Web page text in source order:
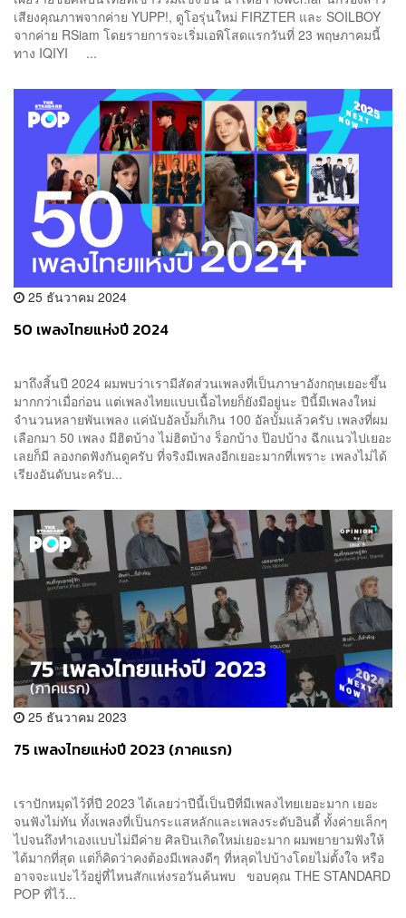
เสียงคุณภาพจากค่าย YUPP!, ดูโอรุ่นใหม่ FIRZTER และ SOILBOY
จากค่าย RSiam โดยรายการจะเริ่มเอพิโสดแรกวันที่ 23 พฤษภาคมนี้
ทาง IQIYI ...
25 ธันวาคม 2024
50 เพลงไทยแห่งปี 2024
มาถึงสิ้นปี 2024 ผมพบว่าเรามีสัดส่วนเพลงที่เป็นภาษาอังกฤษเยอะขึ้น
มากกว่าเมื่อก่อน แต่เพลงไทยแบบเนื้อไทยก็ยังมีอยู่นะ ปีนี้มีเพลงใหม่
จำนวนหลายพันเพลง แค่นับอัลบั้มก็เกิน 100 อัลบั้มแล้วครับ เพลงที่ผม
เลือกมา 50 เพลง มีฮิตบ้าง ไม่ฮิตบ้าง ร็อกบ้าง ป๊อปบ้าง ฉีกแนวไปเยอะ
เลยก็มี ลองกดฟังกันดูครับ ที่จริงมีเพลงอีกเยอะมากที่เพราะ เพลงไม่ได้
เรียงอันดับนะครับ...
25 ธันวาคม 2023
75 เพลงไทยแห่งปี 2023 (ภาคแรก)
เราปักหมุดไว้ที่ปี 2023 ได้เลยว่าปีนี้เป็นปีที่มีเพลงไทยเยอะมาก เยอะ
จนฟังไม่ทัน ทั้งเพลงที่เป็นกระแสหลักและเพลงระดับอินดี้ ทั้งค่ายเล็กๆ
ไปจนถึงทำเองแบบไม่มีค่าย ศิลปินเกิดใหม่เยอะมาก ผมพยายามฟังให้
ได้มากที่สุด แต่ก็คิดว่าคงต้องมีเพลงดีๆ ที่หลุดไปบ้างโดยไม่ตั้งใจ หรือ
อาจจะแปะไว้อยู่ที่ไหนสักแห่งรอวันค้นพบ ขอบคุณ THE STANDARD
POP ที่ไว้...